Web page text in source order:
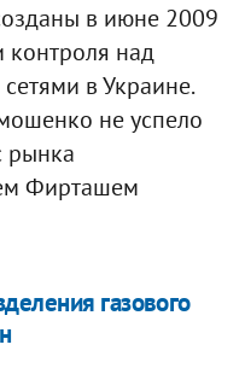
в июне 2009
контроля над
в Украине.
не успело
рынка
Фирташем
газового